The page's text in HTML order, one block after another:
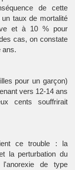
de cette
taux de mortalité
et à 10 % pour
cas, on constate
ans.
pour un garçon)
vers 12-14 ans
cents souffrirait
ce trouble : la
la perturbation du
de type